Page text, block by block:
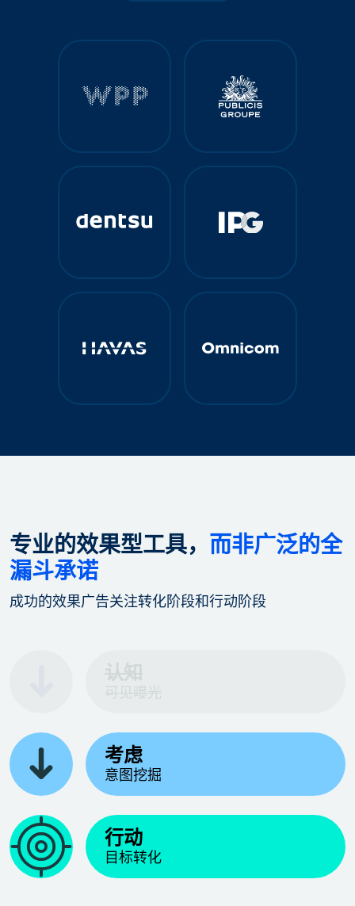
专业的效果型工具， 而非广泛的全
漏斗承诺
成功的效果广告关注转化阶段和行动阶段
考虑
意图挖掘
行动
目标转化